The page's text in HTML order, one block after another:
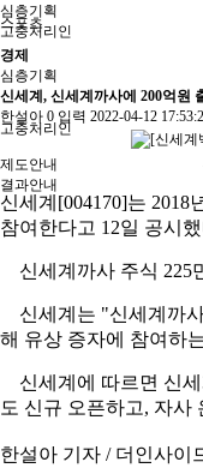
스포츠
심층기획
고충처리인
제도안내
결과안내
심층기획
고충처리인
경제
신세계, 신세계까사에 200억원
한설아 0 입력 2022-04-12
신세계[004170]는 2018
참여한다고 12일 공시
신세계까사 주식 225
신세계는 "신세계까
해 유상 증자에 참여하
신세계에 따르면 신세
도 신규 오픈하고, 자사
한설아 기자 / 더인사이